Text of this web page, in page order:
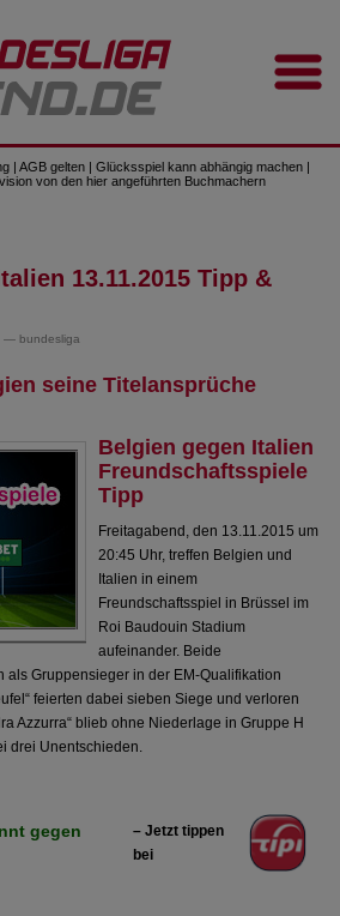
| AGB gelten | Glücksspiel kann abhängig machen |
von den hier angeführten Buchmachern
13.11.2015 Tipp &
— bundesliga
seine Titelansprüche
Belgien gegen Italien
Freundschaftsspiele
Tipp
Freitagabend, den 13.11.2015 um
20:45 Uhr, treffen Belgien und
Italien in einem
Freundschaftsspiel in Brüssel im
Roi Baudouin Stadium
aufeinander. Beide
als Gruppensieger in der EM-Qualifikation
feierten dabei sieben Siege und verloren
Azzurra“ blieb ohne Niederlage in Gruppe H
drei Unentschieden.
gegen
– Jetzt tippen
bei